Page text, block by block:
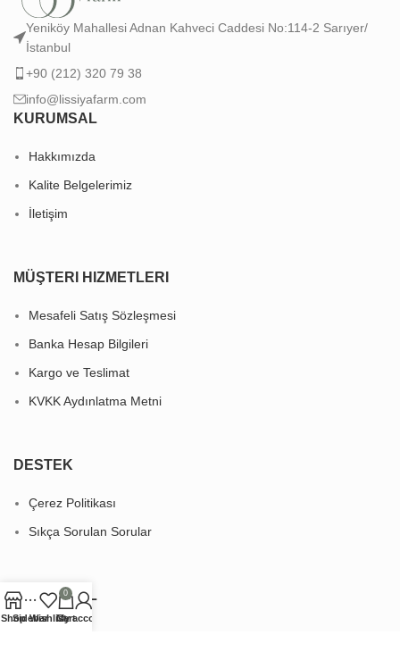
Yeniköy Mahallesi Adnan Kahveci Caddesi No:114-2 Sarıyer/
İstanbul
+90 (212) 320 79 38
info@lissiyafarm.com
KURUMSAL
Hakkımızda
Kalite Belgelerimiz
İletişim
MÜŞTERI HIZMETLERI
Mesafeli Satış Sözleşmesi
Banka Hesap Bilgileri
Kargo ve Teslimat
KVKK Aydınlatma Metni
DESTEK
Çerez Politikası
Sıkça Sorulan Sorular
KURUMSAL
ShopSidebarWishlist
0
Cart
My account